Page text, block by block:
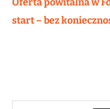
start – bez